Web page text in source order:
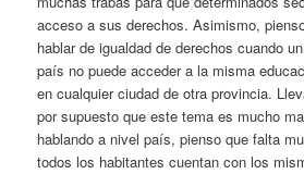
acceso a sus derechos. Asimismo,
hablar de igualdad de derechos cuando
país no puede acceder a la misma
en cualquier ciudad de otra provincia.
por supuesto que este tema es mucho
hablando a nivel país, pienso que falta
todos los habitantes cuentan con los